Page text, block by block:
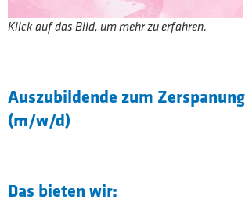
Klick auf das Bild, um mehr zu erfahren.
Auszubildende zum
(m/w/d)
Das bieten wir: